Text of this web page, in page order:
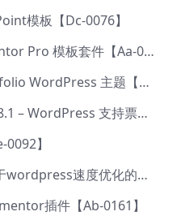
模板【Dc-0076】
Agria – 农业公司 Elementor Pro 模板套件【Aa-0003】
Rhye v3.5.3 – AJAX Portfolio WordPress 主题【Bi-0049】
Fluent Support Pro v1.8.1 – WordPress 支持票务系统【Cc-0041】
】
WP Rocket v3.10.8-用于wordpress速度优化的缓存加速插件【Cd-0019】
插件【Ab-0161】